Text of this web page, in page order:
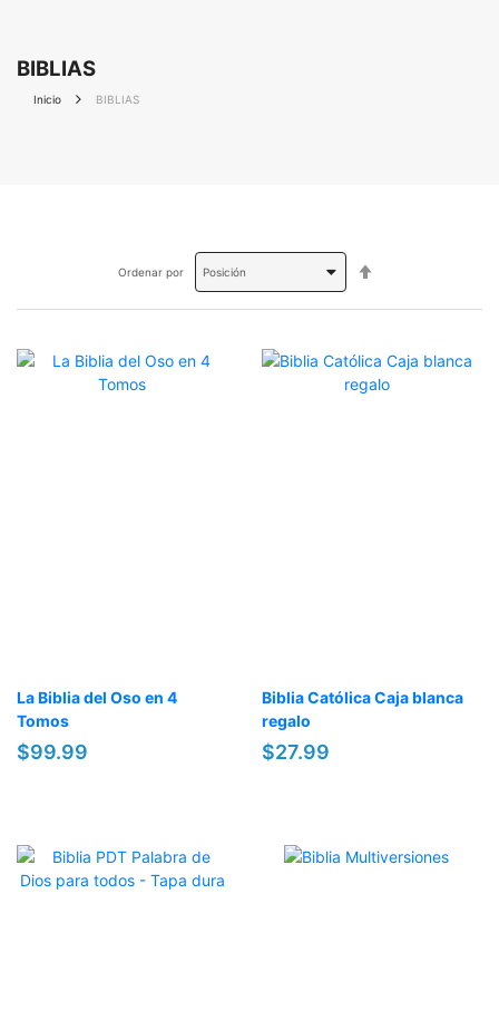
BIBLIAS
Inicio BIBLIAS
Ordenar por
La Biblia del Oso en 4
Tomos
$99.99
Biblia Católica Caja blanca
regalo
$27.99